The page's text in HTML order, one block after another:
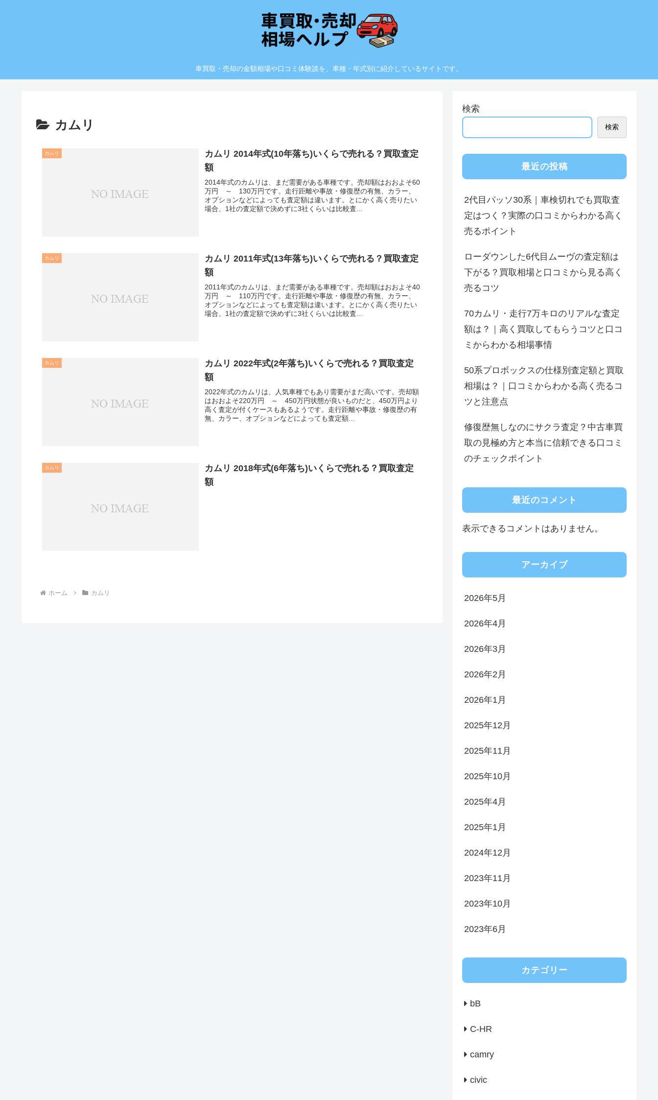
車買取・売却の金額相場や口コミ体験談を、車種・年式別に紹介しているサイトです。
カムリ
カムリ
カムリ 2014年式(10年落ち)いくらで売れる？買取査定
額
2014年式のカムリは、まだ需要がある車種です。売却額はおおよそ60
万円 ～ 130万円です。走行距離や事故・修復歴の有無、カラー、
オプションなどによっても査定額は違います。とにかく高く売りたい
場合、1社の査定額で決めずに3社くらいは比較査...
カムリ
カムリ 2011年式(13年落ち)いくらで売れる？買取査定
額
2011年式のカムリは、まだ需要がある車種です。売却額はおおよそ40
万円 ～ 110万円です。走行距離や事故・修復歴の有無、カラー、
オプションなどによっても査定額は違います。とにかく高く売りたい
場合、1社の査定額で決めずに3社くらいは比較査...
カムリ
カムリ 2022年式(2年落ち)いくらで売れる？買取査定
額
2022年式のカムリは、人気車種でもあり需要がまだ高いです。売却額
はおおよそ220万円 ～ 450万円状態が良いものだと、450万円より
高く査定が付くケースもあるようです。走行距離や事故・修復歴の有
無、カラー、オプションなどによっても査定額...
カムリ
カムリ 2018年式(6年落ち)いくらで売れる？買取査定
額
ホーム カムリ
検索
検索
最近の投稿
2代目パッソ30系｜車検切れでも買取査
定はつく？実際の口コミからわかる高く
売るポイント
ローダウンした6代目ムーヴの査定額は
下がる？買取相場と口コミから見る高く
売るコツ
70カムリ・走行7万キロのリアルな査定
額は？｜高く買取してもらうコツと口コ
ミからわかる相場事情
50系プロボックスの仕様別査定額と買取
相場は？｜口コミからわかる高く売るコ
ツと注意点
修復歴無しなのにサクラ査定？中古車買
取の見極め方と本当に信頼できる口コミ
のチェックポイント
最近のコメント
表示できるコメントはありません。
アーカイブ
2026年5月
2026年4月
2026年3月
2026年2月
2026年1月
2025年12月
2025年11月
2025年10月
2025年4月
2025年1月
2024年12月
2023年11月
2023年10月
2023年6月
カテゴリー
bB
C-HR
camry
civic